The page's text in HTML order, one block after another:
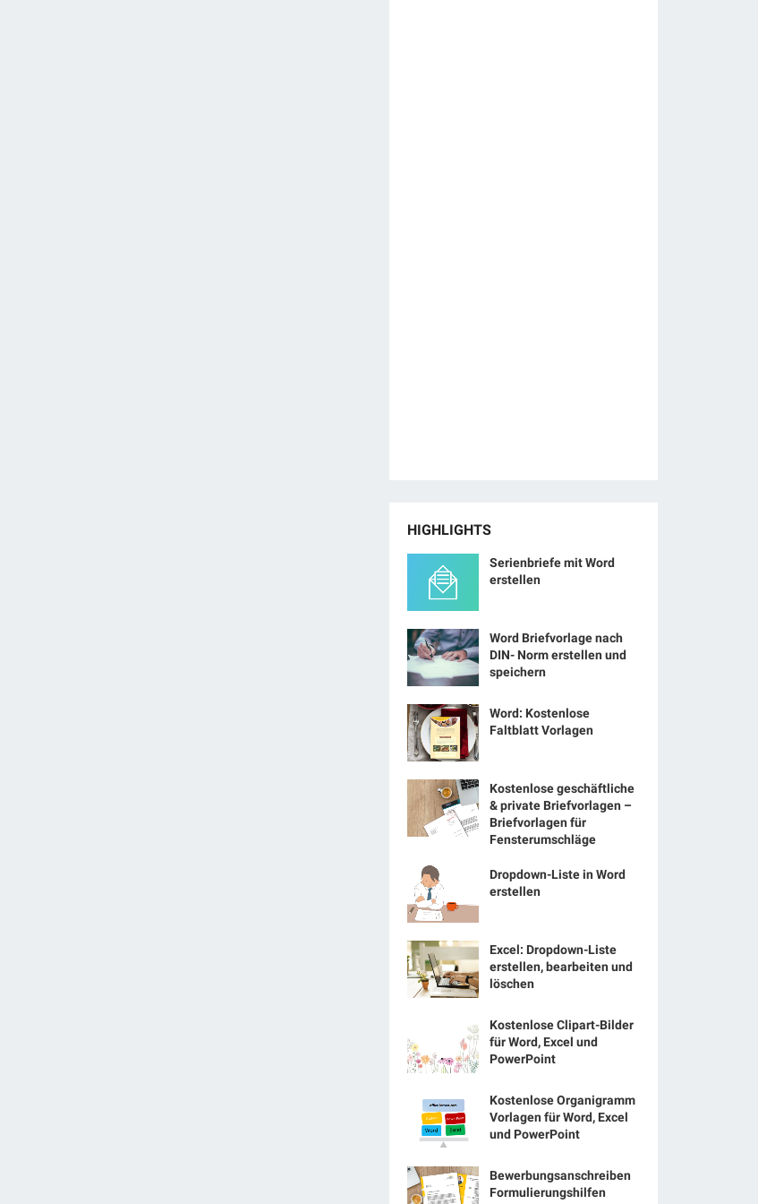
HIGHLIGHTS
Serienbriefe mit Word
erstellen
Word Briefvorlage nach
DIN- Norm erstellen und
speichern
Word: Kostenlose
Faltblatt Vorlagen
Kostenlose geschäftliche
& private Briefvorlagen –
Briefvorlagen für
Fensterumschläge
Dropdown-Liste in Word
erstellen
Excel: Dropdown-Liste
erstellen, bearbeiten und
löschen
Kostenlose Clipart-Bilder
für Word, Excel und
PowerPoint
Kostenlose Organigramm
Vorlagen für Word, Excel
und PowerPoint
Bewerbungsanschreiben
Formulierungshilfen